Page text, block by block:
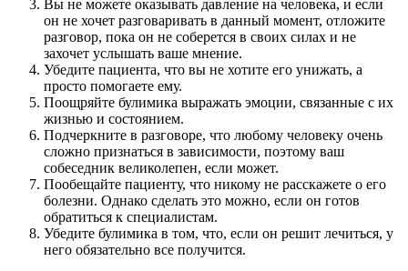
Вы не можете оказывать давление на человека, и если
он не хочет разговаривать в данный момент, отложите
разговор, пока он не соберется в своих силах и не
захочет услышать ваше мнение.
Убедите пациента, что вы не хотите его унижать, а
просто помогаете ему.
Поощряйте булимика выражать эмоции, связанные с их
жизнью и состоянием.
Подчеркните в разговоре, что любому человеку очень
сложно признаться в зависимости, поэтому ваш
собеседник великолепен, если может.
Пообещайте пациенту, что никому не расскажете о его
болезни. Однако сделать это можно, если он готов
обратиться к специалистам.
Убедите булимика в том, что, если он решит лечиться, у
него обязательно все получится.